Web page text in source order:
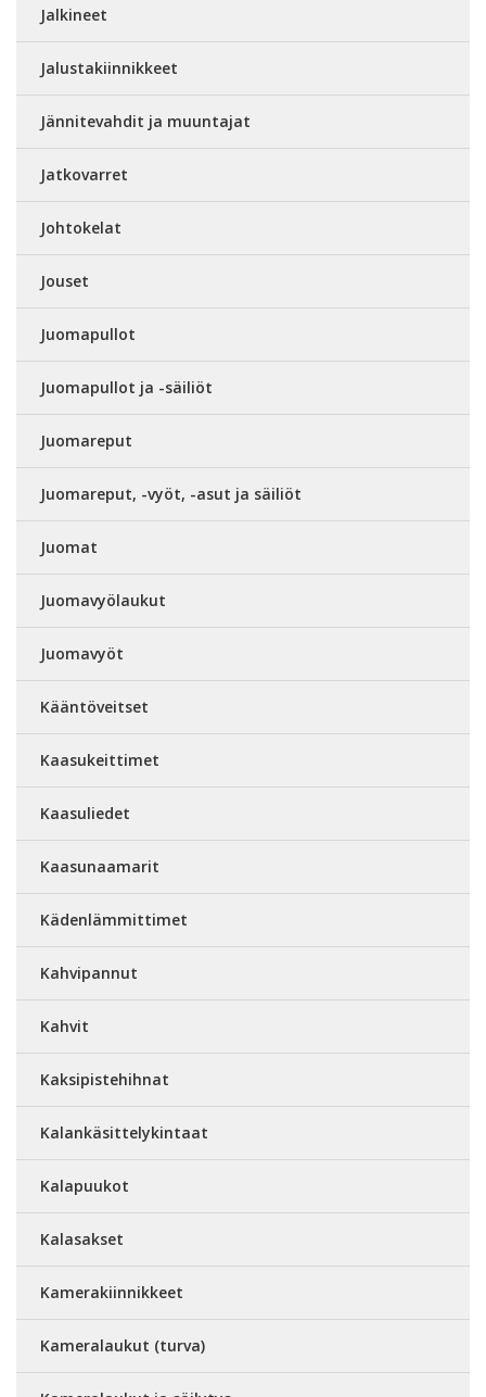
Jalkineet
Jalustakiinnikkeet
Jännitevahdit ja muuntajat
Jatkovarret
Johtokelat
Jouset
Juomapullot
Juomapullot ja -säiliöt
Juomareput
Juomareput, -vyöt, -asut ja säiliöt
Juomat
Juomavyölaukut
Juomavyöt
Kääntöveitset
Kaasukeittimet
Kaasuliedet
Kaasunaamarit
Kädenlämmittimet
Kahvipannut
Kahvit
Kaksipistehihnat
Kalankäsittelykintaat
Kalapuukot
Kalasakset
Kamerakiinnikkeet
Kameralaukut (turva)